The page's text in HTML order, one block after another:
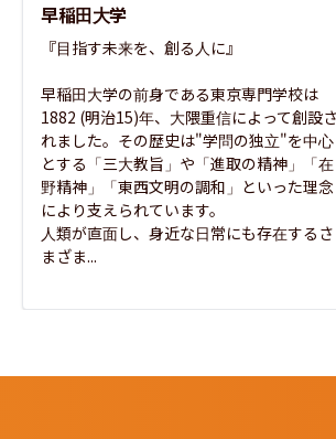
早稲田大学
『目指す未来を、創る人に』
早稲田大学の前身である東京専門学校は
1882 (明治15)年、大隈重信によって創設さ
れました。その歴史は"学問の独立"を中心
とする「三大教旨」や「進取の精神」「在
野精神」「東西文明の調和」といった理念
により支えられています。
人類が直面し、身近な日常にも存在するさ
まざま...